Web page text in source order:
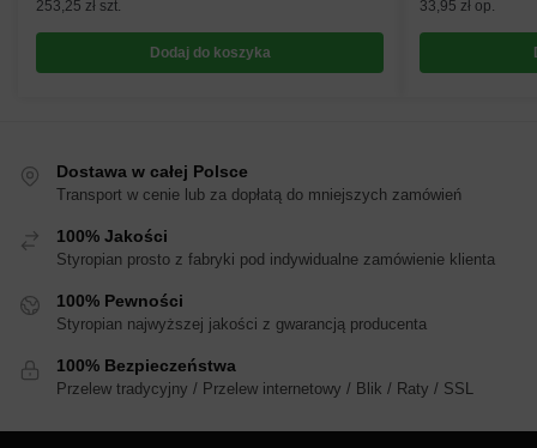
253,25 zł szt.
Dodaj do koszyka
33,95 zł op.
Dostawa w całej Polsce
Transport w cenie lub za dopłatą do mniejszych zamówień
100% Jakości
Styropian prosto z fabryki pod indywidualne zamówienie klienta
100% Pewności
Styropian najwyższej jakości z gwarancją producenta
100% Bezpieczeństwa
Przelew tradycyjny / Przelew internetowy / Blik / Raty / SSL